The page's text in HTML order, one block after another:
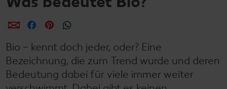
per E-Mail teilen
per Facebook teilen
per Pinterest teilen
Bio – kennt doch jeder, oder? Eine
Bezeichnung, die zum Trend wurde und deren
Bedeutung dabei für viele immer weiter